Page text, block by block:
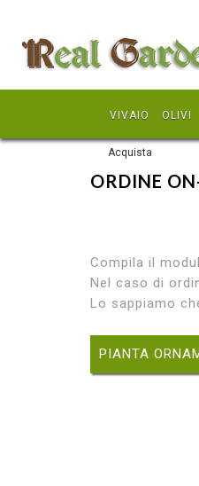
VIVAIO OLIVI
Acquista
ORDINE
Compila il
Nel caso di
Lo sappiamo
PIANTA